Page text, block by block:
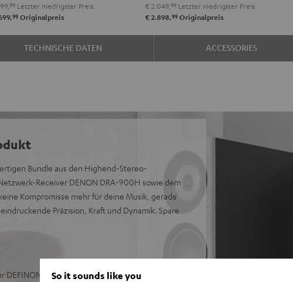
Weiß
/
Schwarz
99Letzter niedrigster Preis
99Originalpreis
Anthrazit
Weiß
/
Schwarz
€ 2.049, 99Letzter niedrigster Preis
€ 2.898,99Originalpreis
TECHNISCHE DATEN ACCESSORIES
Bundle aus den Highend-Stereo-
Receiver DENON DRA-900H sowie dem
Kompromisse mehr für deine Musik, gerade
Präzision, Kraft und Dynamik. Spare
3 mit Denon Stereo-AV-Netzwerk-
So it sounds like you